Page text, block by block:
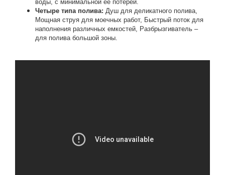
воды, с минимальной ее потерей.
Четыре типа полива: Душ для деликатного полива,
Мощная струя для моечных работ, Быстрый поток для
наполнения различных емкостей, Разбрызгиватель –
для полива большой зоны.